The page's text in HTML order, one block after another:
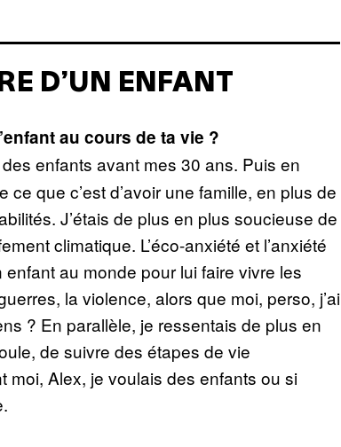
D’UN ENFANT
au cours de ta vie ?
enfants avant mes 30 ans. Puis en
que c’est d’avoir une famille, en plus de
J’étais de plus en plus soucieuse de
climatique. L’éco-anxiété et l’anxiété
au monde pour lui faire vivre les
la violence, alors que moi, perso, j’ai
? En parallèle, je ressentais de plus en
de suivre des étapes de vie
Alex, je voulais des enfants ou si